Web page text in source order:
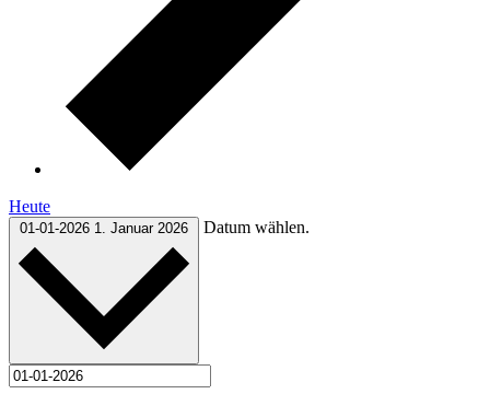
Heute
01-01-2026 1. Januar 2026 Datum wählen.